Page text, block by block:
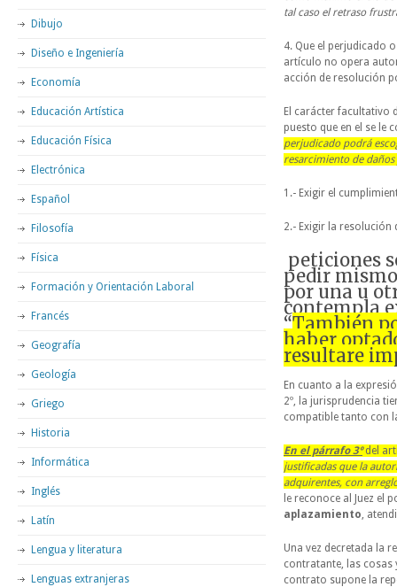
tal caso el retraso
4. Que el perjudicado
artículo no opera
acción de resolución
El carácter facultativo
puesto que en el se le
perjudicado podrá
resarcimiento de
1.- Exigir el
2.- Exigir la resolución
peticiones
pedir
por una u
contempla
“También
haber
resultare
En cuanto a la
2º, la jurisprudencia
compatible tanto con
En el párrafo 3ºdel
justificadas que la
adquirentes, con
le reconoce al Juez el
aplazamiento,
Una vez decretada la
contratante, las
contrato supone la
Dibujo
Diseño e Ingeniería
Economía
Educación Artística
Educación Física
Electrónica
Español
Filosofía
Física
Formación y Orientación Laboral
Francés
Geografía
Geología
Griego
Historia
Informática
Inglés
Latín
Lengua y literatura
Lenguas extranjeras